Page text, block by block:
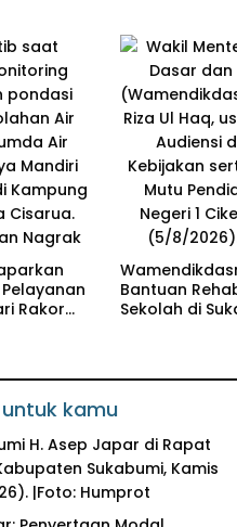
Rakor
Bantuan
Sekolah di
kamu